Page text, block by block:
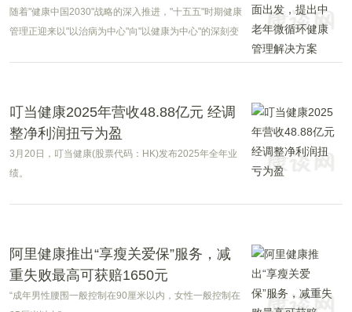
方案
随着"健康中国2030"战略的深入推进，"十五五"时期健康
管理正迎来以"以治病为中心"向"以健康为中心"的深刻变
叮当健康2025年营收48.88亿元 经调
整净利润扭亏为盈
3月20日，叮当健康(股票代码：HK)发布2025年全年业
绩。
阿里健康推出“享瘦关爱保”服务，减
重失败最高可获赔1650元
“成年男性腰围一般控制在90厘米以内，女性一般控制在